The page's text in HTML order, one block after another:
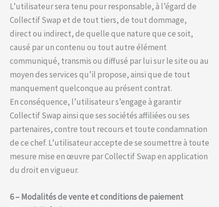
L’utilisateur sera tenu pour responsable, à l’égard de
Collectif Swap et de tout tiers, de tout dommage,
direct ou indirect, de quelle que nature que ce soit,
causé par un contenu ou tout autre élément
communiqué, transmis ou diffusé par lui sur le site ou au
moyen des services qu’il propose, ainsi que de tout
manquement quelconque au présent contrat.
En conséquence, l’utilisateur s’engage à garantir
Collectif Swap ainsi que ses sociétés affiliées ou ses
partenaires, contre tout recours et toute condamnation
de ce chef. L’utilisateur accepte de se soumettre à toute
mesure mise en œuvre par Collectif Swap en application
du droit en vigueur.
6 – Modalités de vente et conditions de paiement